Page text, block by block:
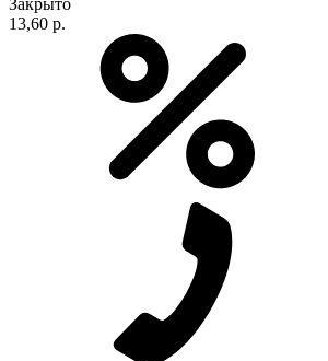
13,60 р.